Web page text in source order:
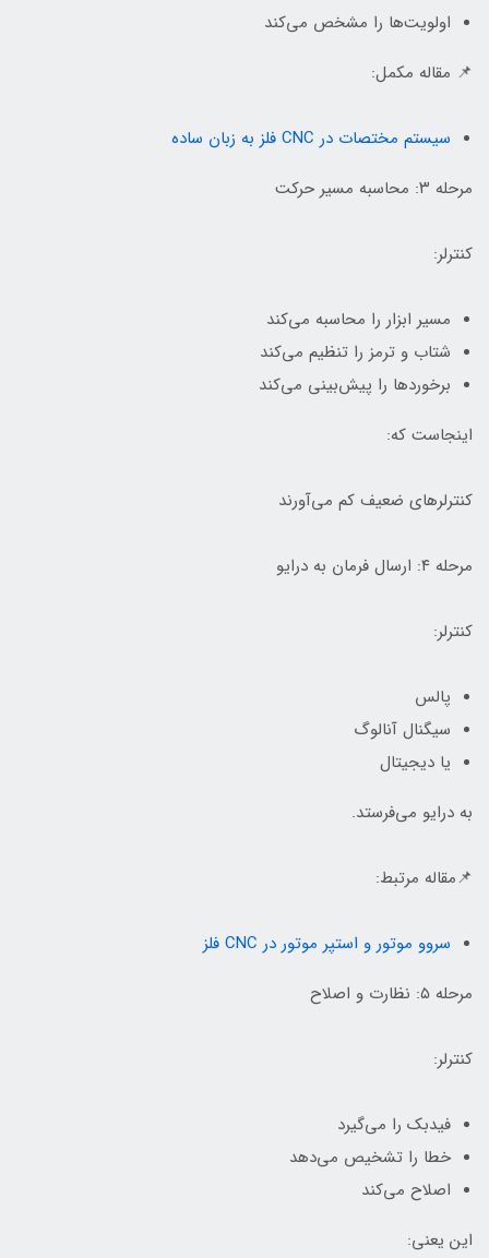
اولویت‌ها را مشخص می‌کند
📌 مقاله مکمل:
سیستم مختصات در CNC فلز به زبان ساده
مرحله ۳: محاسبه مسیر حرکت
کنترلر:
مسیر ابزار را محاسبه می‌کند
شتاب و ترمز را تنظیم می‌کند
برخوردها را پیش‌بینی می‌کند
اینجاست که:
کنترلرهای ضعیف کم می‌آورند
مرحله ۴: ارسال فرمان به درایو
کنترلر:
پالس
سیگنال آنالوگ
یا دیجیتال
به درایو می‌فرستد.
📌مقاله مرتبط:
سروو موتور و استپر موتور در CNC فلز
مرحله ۵: نظارت و اصلاح
کنترلر:
فیدبک را می‌گیرد
خطا را تشخیص می‌دهد
اصلاح می‌کند
این یعنی: